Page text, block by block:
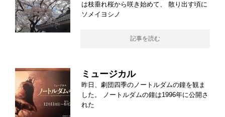
は枝垂れ桜から咲き始めて、 散り出す頃に
ソメイヨシノ
記事を読む
ミュージカル
昨日、劇団四季のノートルダムの鐘を観ま
した。 ノートルダムの鐘は1996年に公開さ
れた